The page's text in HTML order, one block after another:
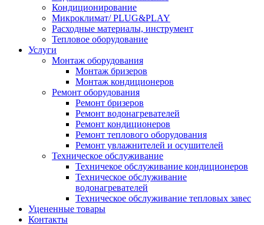
Кондиционирование
Микроклимат/ PLUG&PLAY
Расходные материалы, инструмент
Тепловое оборудование
Услуги
Монтаж оборудования
Монтаж бризеров
Монтаж кондиционеров
Ремонт оборудования
Ремонт бризеров
Ремонт водонагревателей
Ремонт кондиционеров
Ремонт теплового оборудования
Ремонт увлажнителей и осушителей
Техническое обслуживание
Техничекое обслуживание кондиционеров
Техническое обслуживание
водонагревателей
Техническое обслуживание тепловых завес
Уцененные товары
Контакты